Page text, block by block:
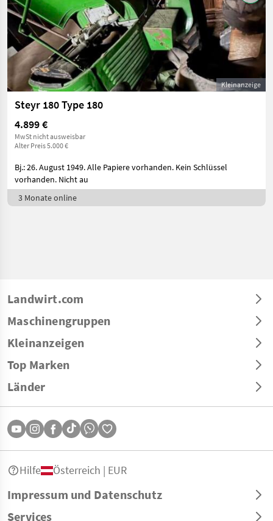
Kleinanzeige
Steyr 180 Type 180
4.899 €
MwSt nicht ausweisbar
Alter Preis 5.000 €
Bj.: 26. August 1949. Alle Papiere vorhanden. Kein Schlüssel
vorhanden. Nicht au
3 Monate online
Landwirt.com
Maschinengruppen
Kleinanzeigen
Top Marken
Länder
Impressum und Datenschutz
Services
Hilfe Österreich | EUR